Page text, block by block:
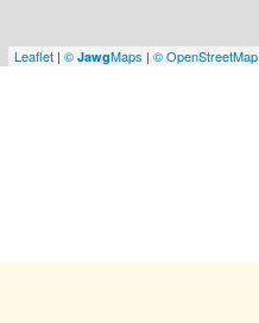
Leaflet | © JawgMaps | © OpenStreetMap